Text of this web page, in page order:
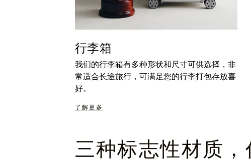
行李箱
我们的行李箱有多种形状和尺寸可供选择，非
常适合长途旅行，可满足您的行李打包存放喜
好。
了解更多
三种标志性材质